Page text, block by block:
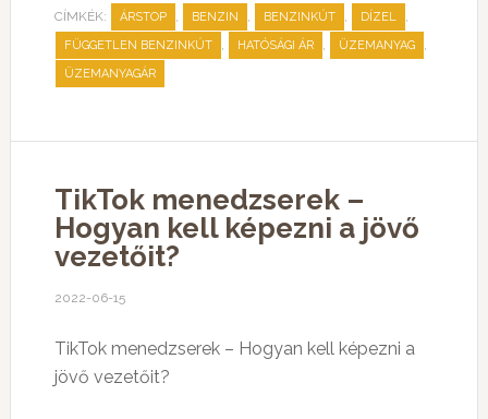
CÍMKÉK: ÁRSTOP , BENZIN , BENZINKÚT , DÍZEL ,
FÜGGETLEN BENZINKÚT , HATÓSÁGI ÁR , ÜZEMANYAG ,
ÜZEMANYAGÁR
TikTok menedzserek –
Hogyan kell képezni a jövő
vezetőit?
2022-06-15
TikTok menedzserek – Hogyan kell képezni a
jövő vezetőit?